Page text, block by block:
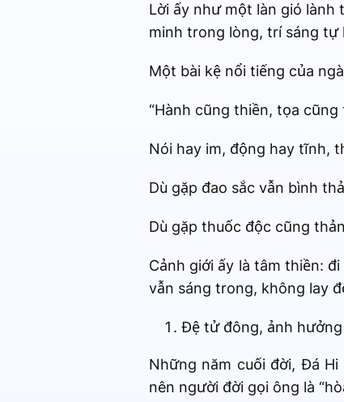
Lời ấy như một làn gió lành
minh trong lòng, trí sáng tự
Một bài kệ nổi tiếng của
“Hành cũng thiền, tọa cũng
Nói hay im, động hay tĩnh,
Dù gặp đao sắc vẫn bình
Dù gặp thuốc độc cũng
Cảnh giới ấy là tâm thiền:
vẫn sáng trong, không lay
Đệ tử đông, ảnh hưởng
Những năm cuối đời, Đá
nên người đời gọi ông là